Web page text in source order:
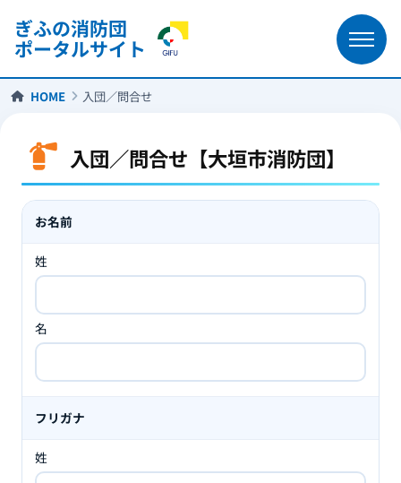
ぎふの消防団
ポータルサイト
HOME 入団／問合せ
入団／問合せ【大垣市消防団】
お名前
姓
名
フリガナ
姓